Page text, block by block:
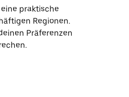
praktische
Regionen.
Präferenzen